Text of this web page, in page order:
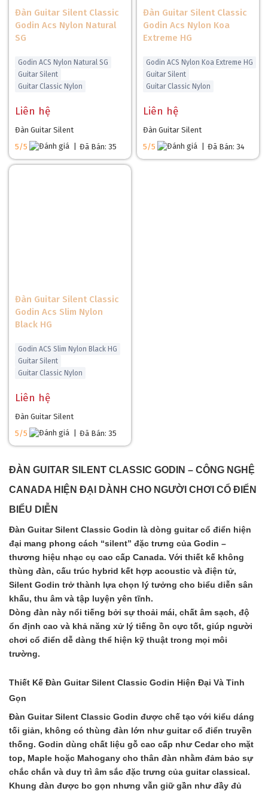
Đàn Guitar Silent Classic
Godin Acs Nylon Natural
SG
Godin ACS Nylon Natural SG
Guitar Silent
Guitar Classic Nylon
Liên hệ
Đàn Guitar Silent
5/5
Đã Bán: 35
Đàn Guitar Silent Classic
Godin Acs Nylon Koa
Extreme HG
Godin ACS Nylon Koa Extreme HG
Guitar Silent
Guitar Classic Nylon
Liên hệ
Đàn Guitar Silent
5/5
Đã Bán: 34
Đàn Guitar Silent Classic
Godin Acs Slim Nylon
Black HG
Godin ACS Slim Nylon Black HG
Guitar Silent
Guitar Classic Nylon
Liên hệ
Đàn Guitar Silent
5/5
Đã Bán: 35
ĐÀN GUITAR SILENT CLASSIC GODIN – CÔNG NGHỆ
CANADA HIỆN ĐẠI DÀNH CHO NGƯỜI CHƠI CỔ ĐIỂN
BIỂU DIỄN
Đàn Guitar Silent Classic Godin là dòng guitar cổ điển hiện
đại mang phong cách “silent” đặc trưng của Godin –
thương hiệu nhạc cụ cao cấp Canada. Với thiết kế không
thùng đàn, cấu trúc hybrid kết hợp acoustic và điện tử,
Silent Godin trở thành lựa chọn lý tưởng cho biểu diễn sân
khấu, thu âm và tập luyện yên tĩnh.
Dòng đàn này nổi tiếng bởi sự thoải mái, chất âm sạch, độ
ổn định cao và khả năng xử lý tiếng ồn cực tốt, giúp người
chơi cổ điển dễ dàng thể hiện kỹ thuật trong mọi môi
trường.
Thiết Kế Đàn Guitar Silent Classic Godin Hiện Đại Và Tinh
Gọn
Đàn Guitar Silent Classic Godin được chế tạo với kiểu dáng
tối giản, không có thùng đàn lớn như guitar cổ điển truyền
thống. Godin dùng chất liệu gỗ cao cấp như Cedar cho mặt
top, Maple hoặc Mahogany cho thân đàn nhằm đảm bảo sự
chắc chắn và duy trì âm sắc đặc trưng của guitar classical.
Khung đàn được bo gọn nhưng vẫn giữ gần như đầy đủ